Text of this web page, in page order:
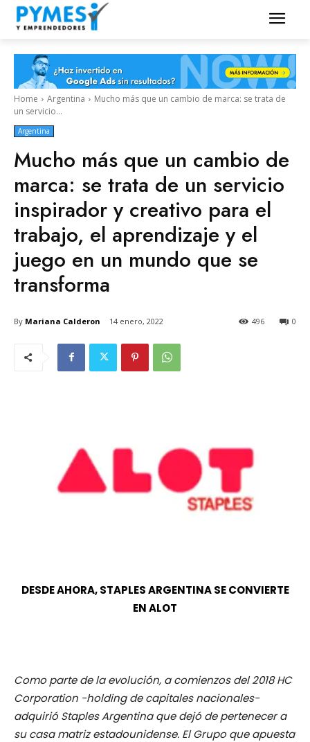
Home Argentina
Mucho más que un cambio de marca: se trata de
un servicio...
Argentina
Mucho más que un cambio de
marca: se trata de un servicio
inspirador y creativo para el
trabajo, el aprendizaje y el
juego en un mundo que se
transforma
By Mariana Calderon 14 enero, 2022 0
496
DESDE AHORA, STAPLES ARGENTINA SE CONVIERTE
EN ALOT
Como parte de la evolución, a comienzos del 2018 HC
Corporation -holding de capitales nacionales-
adquirió Staples Argentina que dejó de pertenecer a
su casa matriz estadounidense. El Grupo que apuesta